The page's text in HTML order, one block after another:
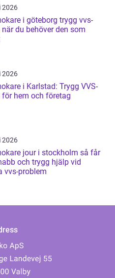
2026
i göteborg trygg vvs-
när du behöver den som
2026
i Karlstad: Trygg VVS-
för hem och företag
2026
jour i stockholm så får
och trygg hjälp vid
vvs-problem